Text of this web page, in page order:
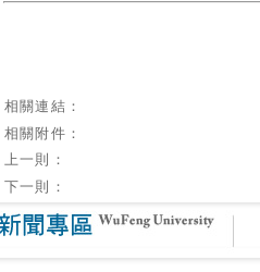
相關連結：
相關附件：
上一則：
下一則：